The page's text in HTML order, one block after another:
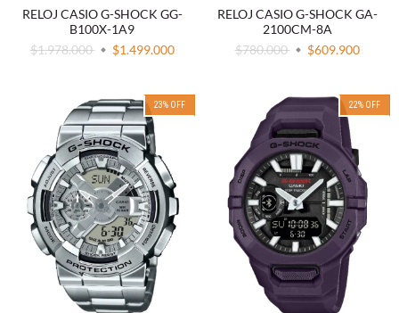
RELOJ CASIO G-SHOCK GG-
B100X-1A9
$1.978.000
$1.499.000
RELOJ CASIO G-SHOCK GA-
2100CM-8A
$780.000
$609.900
23% OFF 22% OFF